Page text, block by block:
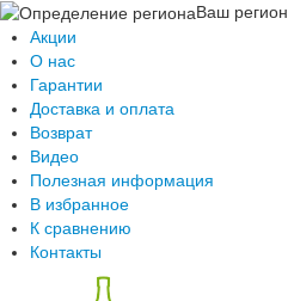
Ваш регион
Акции
О нас
Гарантии
Доставка и оплата
Возврат
Видео
Полезная информация
В избранное
К сравнению
Контакты